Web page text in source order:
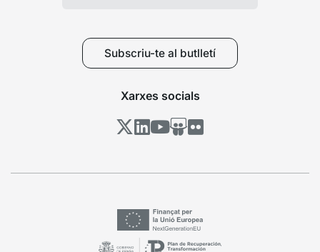
Subscriu-te al butlletí
Xarxes socials